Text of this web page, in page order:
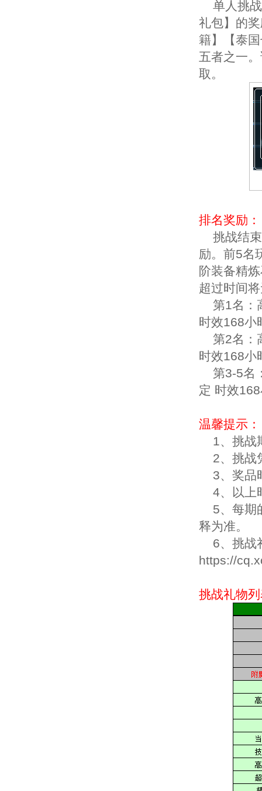
单人挑战
礼包】的
籍】【泰
五者之一
取。
排名奖励：
挑战结束
励。前5名
阶装备精
超过时间
第1名：
时效168小
第2名：
时效168小
第3-5名
定 时效
温馨提示：
1、挑战
2、挑战
3、奖品
4、以上
5、每期
释为准。
6、挑战
https://
挑战礼物